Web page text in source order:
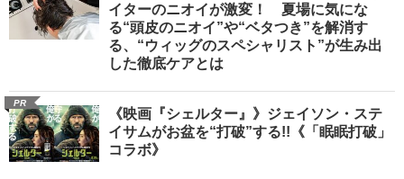
イターのニオイが激変！ 夏場に気にな
る“頭皮のニオイ”や“ベタつき”を解消す
る、“ウィッグのスペシャリスト”が生み出
した徹底ケアとは
PR
《映画『シェルター』》ジェイソン・ステ
イサムがお盆を“打破”する!!《「眠眠打破」
コラボ》